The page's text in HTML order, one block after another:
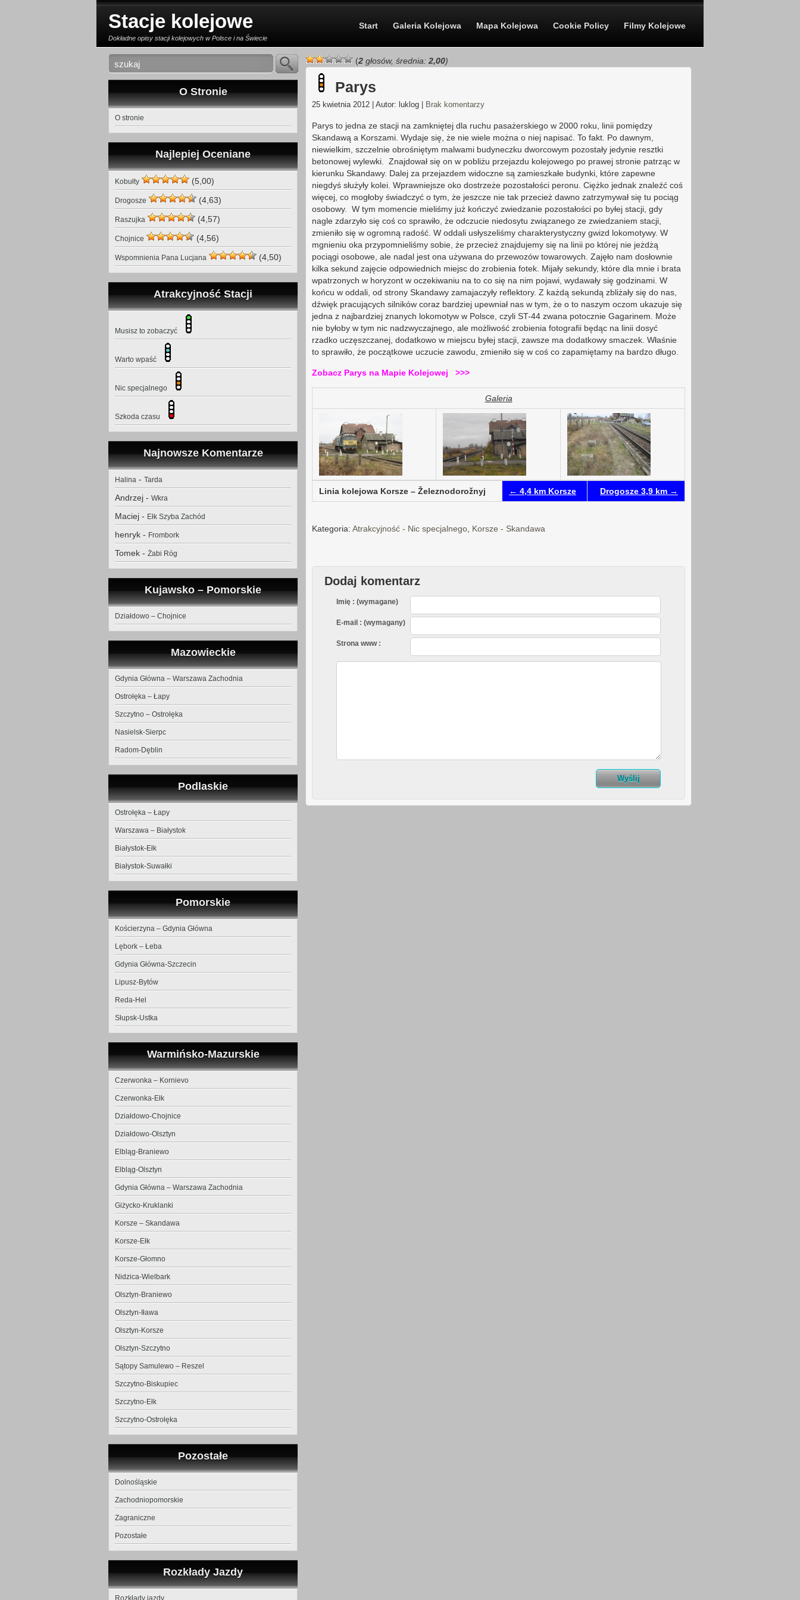
Stacje kolejowe
Dokładne opisy stacji kolejowych w Polsce i na Świecie
Start Galeria Kolejowa Mapa Kolejowa Cookie Policy Filmy Kolejowe
(2 głosów, średnia: 2,00)
Parys
25 kwietnia 2012 | Autor: luklog | Brak komentarzy
Parys to jedna ze stacji na zamkniętej dla ruchu pasażerskiego w 2000 roku, linii pomiędzy
Skandawą a Korszami. Wydaje się, że nie wiele można o niej napisać. To fakt. Po dawnym,
niewielkim, szczelnie obrośniętym malwami budyneczku dworcowym pozostały jedynie resztki
betonowej wylewki. Znajdował się on w pobliżu przejazdu kolejowego po prawej stronie patrząc w
kierunku Skandawy. Dalej za przejazdem widoczne są zamieszkałe budynki, które zapewne
niegdyś służyły kolei. Wprawniejsze oko dostrzeże pozostałości peronu. Ciężko jednak znaleźć coś
więcej, co mogłoby świadczyć o tym, że jeszcze nie tak przecież dawno zatrzymywał się tu pociąg
osobowy. W tym momencie mieliśmy już kończyć zwiedzanie pozostałości po byłej stacji, gdy
nagle zdarzyło się coś co sprawiło, że odczucie niedosytu związanego ze zwiedzaniem stacji,
zmieniło się w ogromną radość. W oddali usłyszeliśmy charakterystyczny gwizd lokomotywy. W
mgnieniu oka przypomnieliśmy sobie, że przecież znajdujemy się na linii po której nie jeżdżą
pociągi osobowe, ale nadal jest ona używana do przewozów towarowych. Zajęło nam dosłownie
kilka sekund zajęcie odpowiednich miejsc do zrobienia fotek. Mijały sekundy, które dla mnie i brata
wpatrzonych w horyzont w oczekiwaniu na to co się na nim pojawi, wydawały się godzinami. W
końcu w oddali, od strony Skandawy zamajaczyły reflektory. Z każdą sekundą zbliżały się do nas,
dźwięk pracujących silników coraz bardziej upewniał nas w tym, że o to naszym oczom ukazuje się
jedna z najbardziej znanych lokomotyw w Polsce, czyli ST-44 zwana potocznie Gagarinem. Może
nie byłoby w tym nic nadzwyczajnego, ale możliwość zrobienia fotografii będąc na linii dosyć
rzadko uczęszczanej, dodatkowo w miejscu byłej stacji, zawsze ma dodatkowy smaczek. Właśnie
to sprawiło, że początkowe uczucie zawodu, zmieniło się w coś co zapamiętamy na bardzo długo.
Zobacz Parys na Mapie Kolejowej >>>
Galeria
Linia kolejowa Korsze – Železnodorožnyj ← 4,4 km Korsze Drogosze 3,9 km →
Kategoria: Atrakcyjność - Nic specjalnego Korsze - Skandawa
Dodaj komentarz
Imię : (wymagane)
E-mail : (wymagany)
Strona www :
O Stronie
O stronie
Najlepiej Oceniane
Kobułty (5,00)
Drogosze (4,63)
Raszujka (4,57)
Chojnice (4,56)
Wspomnienia Pana Lucjana (4,50)
Atrakcyjność Stacji
Musisz to zobaczyć
Warto wpaść
Nic specjalnego
Szkoda czasu
Najnowsze Komentarze
Halina - Tarda
Andrzej - Wkra
Maciej - Ełk Szyba Zachód
henryk - Frombork
Tomek - Żabi Róg
Kujawsko – Pomorskie
Działdowo – Chojnice
Mazowieckie
Gdynia Główna – Warszawa Zachodnia
Ostrołęka – Łapy
Szczytno – Ostrołęka
Nasielsk-Sierpc
Radom-Dęblin
Podlaskie
Ostrołęka – Łapy
Warszawa – Białystok
Białystok-Ełk
Białystok-Suwałki
Pomorskie
Kościerzyna – Gdynia Główna
Lębork – Łeba
Gdynia Główna-Szczecin
Lipusz-Bytów
Reda-Hel
Słupsk-Ustka
Warmińsko-Mazurskie
Czerwonka – Kornievo
Czerwonka-Ełk
Działdowo-Chojnice
Działdowo-Olsztyn
Elbląg-Braniewo
Elbląg-Olsztyn
Gdynia Główna – Warszawa Zachodnia
Giżycko-Kruklanki
Korsze – Skandawa
Korsze-Ełk
Korsze-Głomno
Nidzica-Wielbark
Olsztyn-Braniewo
Olsztyn-Iława
Olsztyn-Korsze
Olsztyn-Szczytno
Sątopy Samulewo – Reszel
Szczytno-Biskupiec
Szczytno-Ełk
Szczytno-Ostrołęka
Pozostałe
Dolnośląskie
Zachodniopomorskie
Zagraniczne
Pozostałe
Rozkłady Jazdy
Rozkłady jazdy